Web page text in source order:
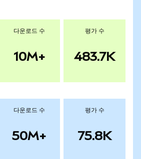
다운로드 수
10M+
평가 수
483.7K
다운로드 수
50M+
평가 수
75.8K